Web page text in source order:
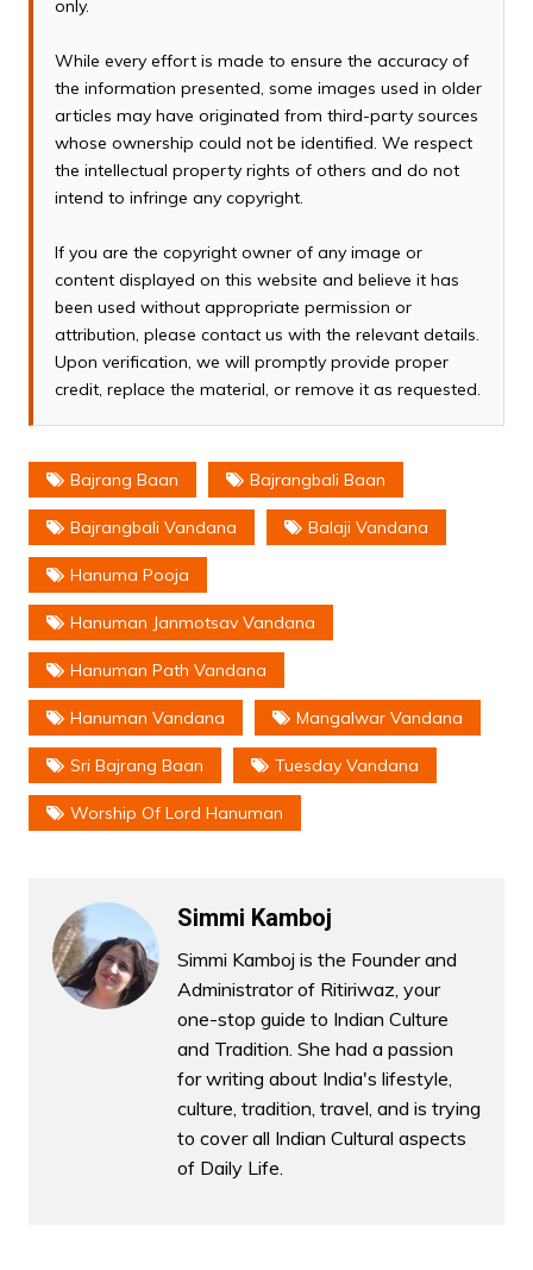
only.
While every effort is made to ensure the accuracy of
the information presented, some images used in older
articles may have originated from third-party sources
whose ownership could not be identified. We respect
the intellectual property rights of others and do not
intend to infringe any copyright.
If you are the copyright owner of any image or
content displayed on this website and believe it has
been used without appropriate permission or
attribution, please contact us with the relevant details.
Upon verification, we will promptly provide proper
credit, replace the material, or remove it as requested.
Bajrang Baan Bajrangbali Baan
Bajrangbali Vandana Balaji Vandana
Hanuma Pooja
Hanuman Janmotsav Vandana
Hanuman Path Vandana
Hanuman Vandana Mangalwar Vandana
Sri Bajrang Baan Tuesday Vandana
Worship Of Lord Hanuman
Simmi Kamboj
Simmi Kamboj is the Founder and
Administrator of Ritiriwaz, your
one-stop guide to Indian Culture
and Tradition. She had a passion
for writing about India's lifestyle,
culture, tradition, travel, and is trying
to cover all Indian Cultural aspects
of Daily Life.